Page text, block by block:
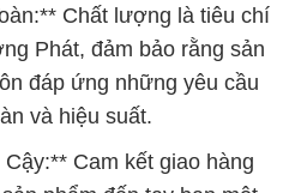
Chất lượng là tiêu chí
Phát, đảm bảo rằng sản
đáp ứng những yêu cầu
và hiệu suất.
Cam kết giao hàng